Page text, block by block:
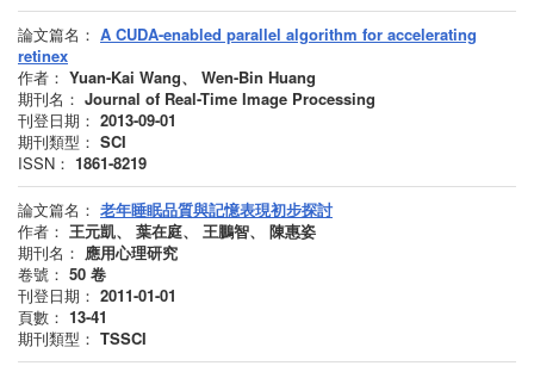
論文篇名： A CUDA-enabled parallel algorithm for accelerating
retinex
作者： Yuan-Kai Wang、 Wen-Bin Huang
期刊名： Journal of Real-Time Image Processing
刊登日期： 2013-09-01
期刊類型： SCI
ISSN： 1861-8219
論文篇名： 老年睡眠品質與記憶表現初步探討
作者： 王元凱、 葉在庭、 王鵬智、 陳惠姿
期刊名： 應用心理研究
卷號： 50 卷
刊登日期： 2011-01-01
頁數： 13-41
期刊類型： TSSCI